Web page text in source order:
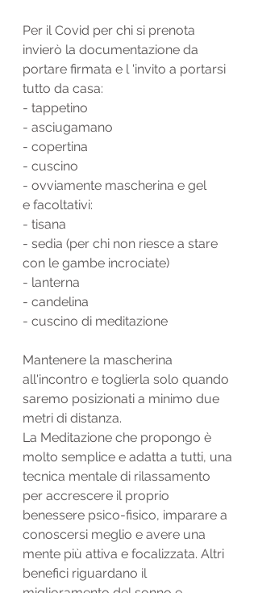
Per il Covid per chi si prenota
invierò la documentazione da
portare firmata e l 'invito a portarsi
tutto da casa:
- tappetino
- asciugamano
- copertina
- cuscino
- ovviamente mascherina e gel
e facoltativi:
- tisana
- sedia (per chi non riesce a stare
con le gambe incrociate)
- lanterna
- candelina
- cuscino di meditazione
Mantenere la mascherina
all'incontro e toglierla solo quando
saremo posizionati a minimo due
metri di distanza.
La Meditazione che propongo è
molto semplice e adatta a tutti, una
tecnica mentale di rilassamento
per accrescere il proprio
benessere psico-fisico, imparare a
conoscersi meglio e avere una
mente più attiva e focalizzata. Altri
benefici riguardano il